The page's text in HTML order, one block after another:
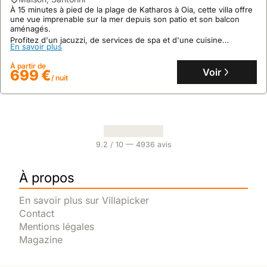
À 15 minutes à pied de la plage de Katharos à Oia, cette villa offre
une vue imprenable sur la mer depuis son patio et son balcon
aménagés.
Profitez d'un jacuzzi, de services de spa et d'une cuisine
entièrement équipée dans cette maison de vacances accueillante,
En savoir plus
À partir de
699 €/ nuit Voir
9.2 / 10 — 4936 avis
À propos
En savoir plus sur Villapicker
Contact
Mentions légales
Magazine